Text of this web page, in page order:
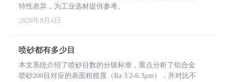
特性差异，为工业选材提供参考。
2026年8月4日
喷砂都有多少目
本文系统介绍了喷砂目数的分级标准，重点分析了铝合金
喷砂200目对应的表面粗糙度（Ra 3.2-6.3μm），并对比不